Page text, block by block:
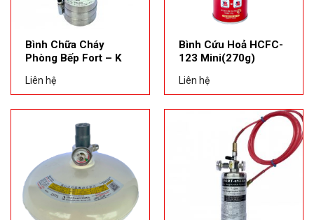
Bình Chữa Cháy
Phòng Bếp Fort – K
Liên hệ
Bình Cứu Hoả HCFC-
123 Mini(270g)
Liên hệ